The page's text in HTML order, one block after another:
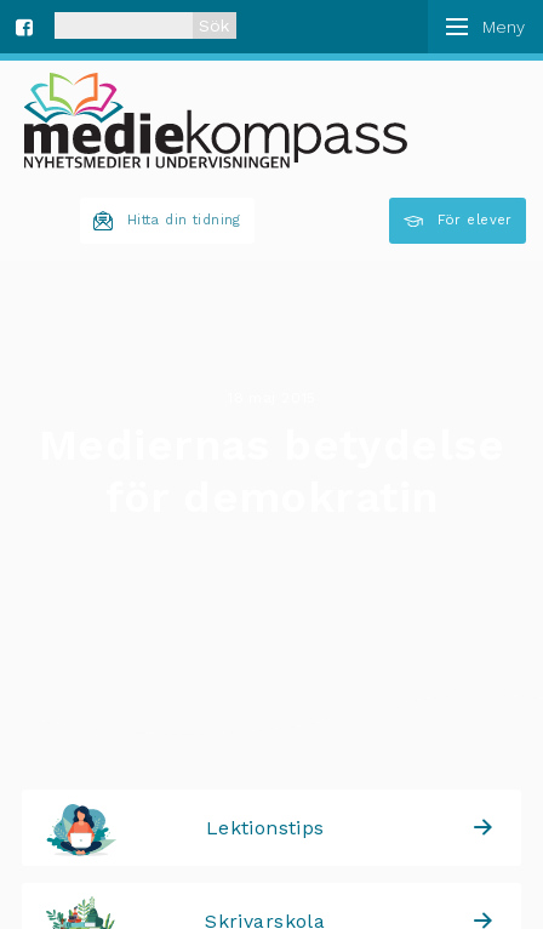
ce
När automatisk komplettering av resultat är
Hitta din tidning För elever
Lektionstips
Skrivarskola